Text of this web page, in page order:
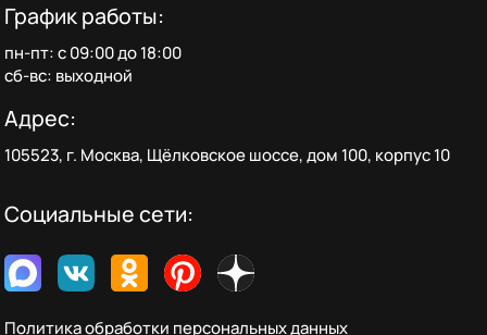
График работы:
пн-пт: с 09:00 до 18:00
сб-вс: выходной
Адрес:
105523, г. Москва, Щёлковское шоссе, дом 100, корпус 10
Социальные сети:
Политика обработки персональных данных